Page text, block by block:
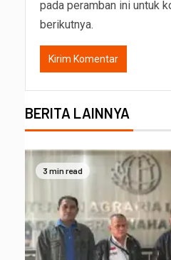
pada peramban ini untuk
berikutnya.
BERITA LAINNYA
3 min read